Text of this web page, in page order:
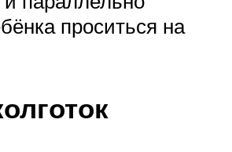
проситься на